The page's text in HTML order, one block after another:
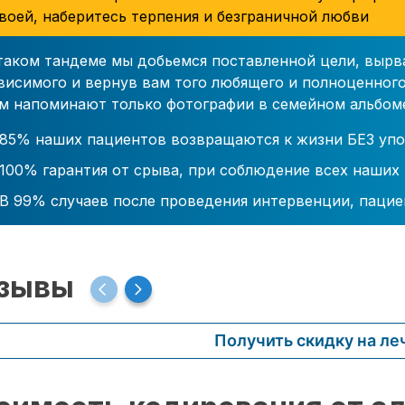
наберитесь терпения и безграничной любви
тандеме мы добьемся поставленной цели,
и вернув вам того любящего и
напоминают только фотографии в семейном
85% наших пациентов возвращаются к жизни БЕЗ
100% гарантия от срыва, при соблюдение всех
В 99% случаев после проведения интервенции,
Получить скидку на